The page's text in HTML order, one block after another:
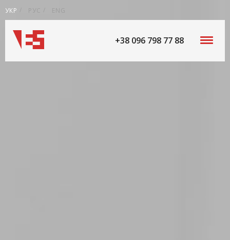
УКР РУС ENG
+38 096 798 77 88